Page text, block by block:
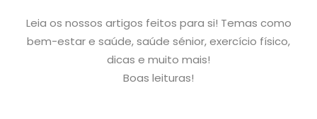
Leia os nossos artigos feitos para si! Temas como
bem-estar e saúde, saúde sénior, exercício físico,
dicas e muito mais!
Boas leituras!